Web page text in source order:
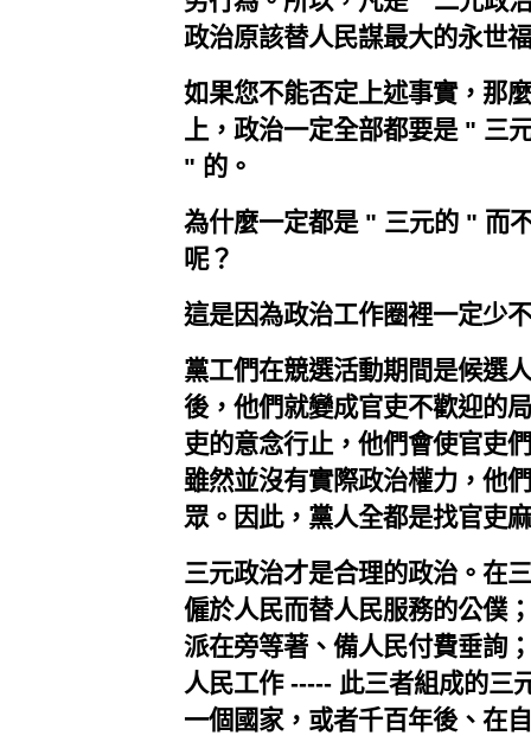
政治原該替人民謀最大的永世
如果您不能否定上述事實，那
上，政治一定全部都要是 " 三
" 的。
為什麼一定都是 " 三元的 " 而
呢？
這是因為政治工作圈裡一定少
黨工們在競選活動期間是候選
後，他們就變成官吏不歡迎的
吏的意念行止，他們會使官吏
雖然並沒有實際政治權力，他
眾。因此，黨人全都是找官吏
三元政治才是合理的政治。在
僱於人民而替人民服務的公僕
派在旁等著、備人民付費垂詢
人民工作 ----- 此三者組成的三
一個國家，或者千百年後、在